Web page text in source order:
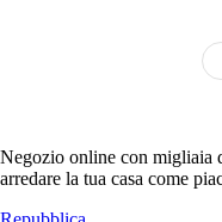
Negozio online con migliaia
arredare la tua casa come